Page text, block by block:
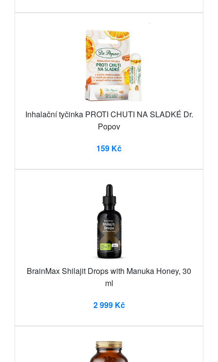
Inhalační tyčinka PROTI CHUTI NA SLADKÉ Dr.
Popov
159 Kč
BrainMax Shilajit Drops with Manuka Honey, 30
ml
2 999 Kč